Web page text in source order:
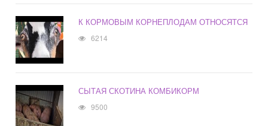
К КОРМОВЫМ КОРНЕПЛОДАМ ОТНОСЯТСЯ
6214
СЫТАЯ СКОТИНА КОМБИКОРМ
9500